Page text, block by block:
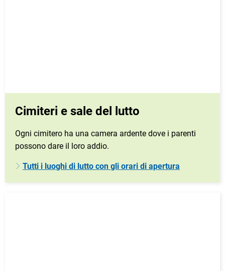
Cimiteri e sale del lutto
Ogni cimitero ha una camera ardente dove i parenti
possono dare il loro addio.
Tutti i luoghi di lutto con gli orari di apertura